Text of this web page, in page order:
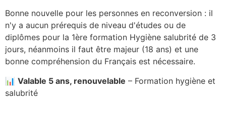
Bonne nouvelle pour les personnes en reconversion : il
n'y a aucun prérequis de niveau d'études ou de
diplômes pour la 1ère formation Hygiène salubrité de 3
jours, néanmoins il faut être majeur (18 ans) et une
bonne compréhension du Français est nécessaire.
📊 Valable 5 ans, renouvelable – Formation hygiène et
salubrité